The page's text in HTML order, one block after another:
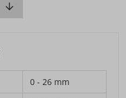
0 - 26 mm